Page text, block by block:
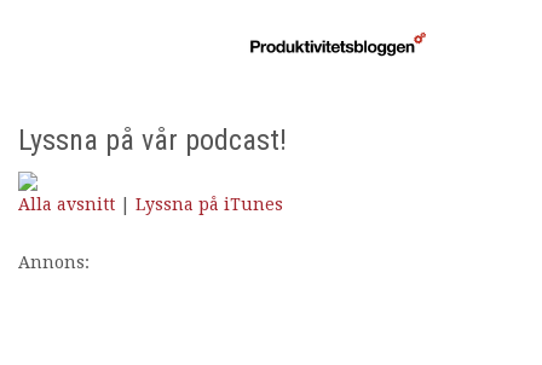
Lyssna på vår podcast!
Alla avsnitt Lyssna på iTunes
Annons: